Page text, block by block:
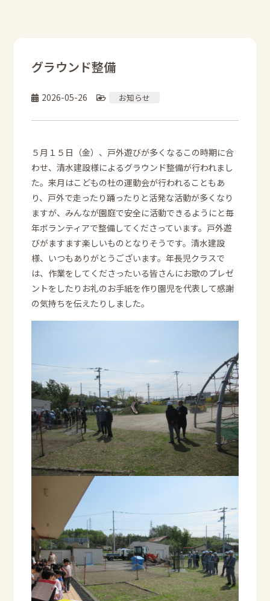
グラウンド整備
2026-05-26 お知らせ
５月１５日（金）、戸外遊びが多くなるこの時期に合
わせ、清水建設様によるグラウンド整備が行われまし
た。来月はこどもの杜の運動会が行われることもあ
り、戸外で走ったり踊ったりと活発な活動が多くなり
ますが、みんなが園庭で安全に活動できるようにと毎
年ボランティアで整備してくださっています。戸外遊
びがますます楽しいものとなりそうです。清水建設
様、いつもありがとうございます。年長児クラスで
は、作業をしてくださったいる皆さんにお歌のプレゼ
ントをしたりお礼のお手紙を作り園児を代表して感謝
の気持ちを伝えたりしました。